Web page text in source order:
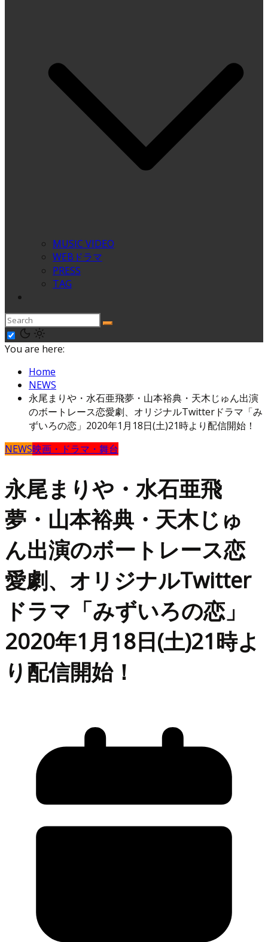
MUSIC VIDEO
WEBドラマ
PRESS
TAG
You are here:
Home
NEWS
永尾まりや・水石亜飛夢・山本裕典・天木じゅん出演
のボートレース恋愛劇、オリジナルTwitterドラマ「み
ずいろの恋」2020年1月18日(土)21時より配信開始！
NEWS映画・ドラマ・舞台
永尾まりや・水石亜飛
夢・山本裕典・天木じゅ
ん出演のボートレース恋
愛劇、オリジナルTwitter
ドラマ「みずいろの恋」
2020年1月18日(土)21時よ
り配信開始！